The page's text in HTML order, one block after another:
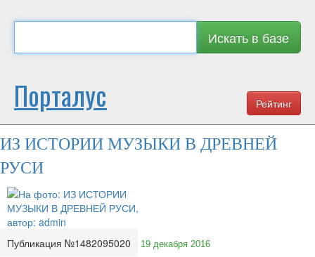
Искать в базе
Рейтинг
Порталус
ИЗ ИСТОРИИ МУЗЫКИ В ДРЕВНЕЙ
РУСИ
Публикация №1482095020 19 декабря 2016